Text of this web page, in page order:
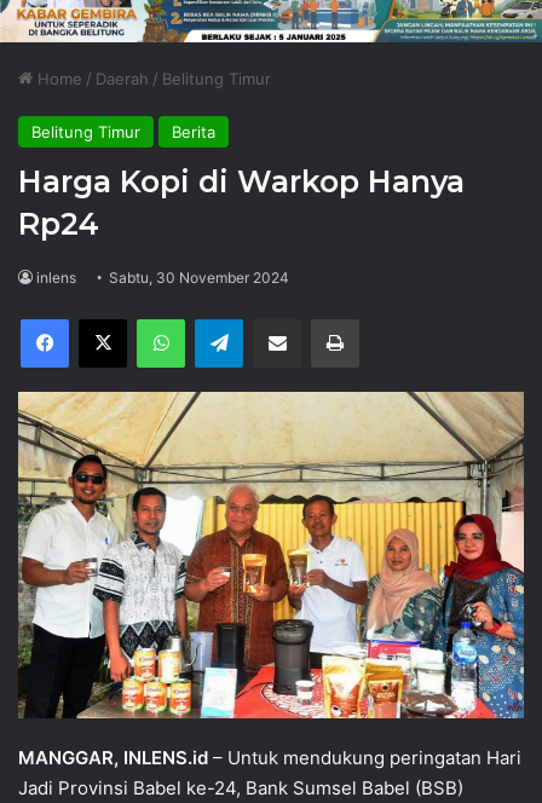
Home / Daerah / Belitung Timur
Belitung Timur Berita
Harga Kopi di Warkop Hanya
Rp24
inlens Sabtu, 30 November 2024
Facebook
X WhatsAppTelegram Share via Email Print
MANGGAR, INLENS.id – Untuk mendukung peringatan Hari
Jadi Provinsi Babel ke-24, Bank Sumsel Babel (BSB)